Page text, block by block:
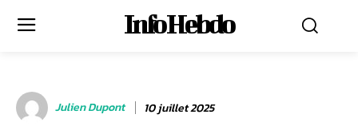
Info Hebdo
Julien Dupont 10 juillet 2025